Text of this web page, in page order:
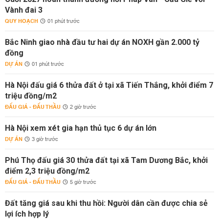
Vành đai 3
QUY HOẠCH 01 phút trước
Bắc Ninh giao nhà đầu tư hai dự án NOXH gần 2.000 tỷ
đồng
DỰ ÁN 01 phút trước
Hà Nội đấu giá 6 thửa đất ở tại xã Tiến Thắng, khởi điểm 7
triệu đồng/m2
ĐẤU GIÁ - ĐẤU THẦU 2 giờ trước
Hà Nội xem xét gia hạn thủ tục 6 dự án lớn
DỰ ÁN 3 giờ trước
Phú Thọ đấu giá 30 thửa đất tại xã Tam Dương Bắc, khởi
điểm 2,3 triệu đồng/m2
ĐẤU GIÁ - ĐẤU THẦU 5 giờ trước
Đất tăng giá sau khi thu hồi: Người dân cần được chia sẻ
lợi ích hợp lý